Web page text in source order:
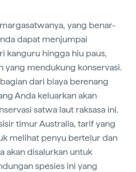
yang benar-
dapat menjumpai
kanguru hingga hiu paus,
yang mendukung konservasi.
dari biaya berenang
Anda keluarkan akan
satwa laut raksasa ini.
timur Australia, tarif yang
melihat penyu bertelur dan
akan disalurkan untuk
spesies ini yang